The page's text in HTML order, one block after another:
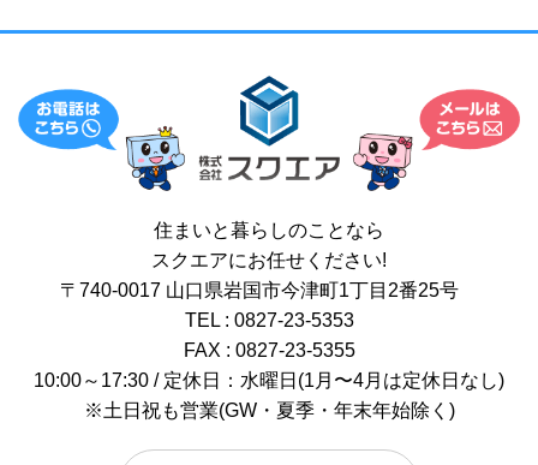
住まいと暮らしのことなら
スクエアにお任せください!
〒740-0017 山口県岩国市今津町1丁目2番25号
TEL : 0827-23-5353
FAX : 0827-23-5355
10:00～17:30 / 定休日：水曜日(1月〜4月は定休日なし)
※土日祝も営業(GW・夏季・年末年始除く)